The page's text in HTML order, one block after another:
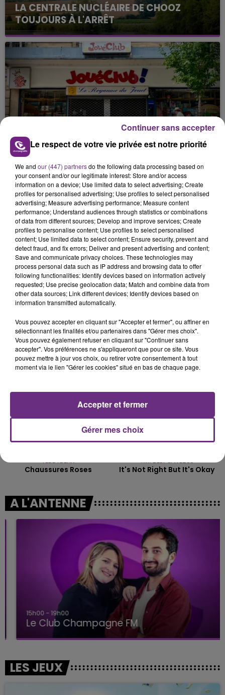
LA CENTRALE NUCLÉAIRE DE CHOOZ
TOUJOURS À L'ARRÊT
Cela fait déjà une semaine que la centrale
nucléaire ardennaise est à l'arrêt. Une situation
justifiée par la sécheresse intense qui est toujours
présente.
LE MAGASIN JOUÉCLUB DE REIMS FERME
SES PORTES
C'était l'une des institutions du centre-ville
rémois. Le magasin JouéClub est contraint de
fermer ses portes.
TITRES DIFFUSÉS
21h03
21h03
KYO FEAT. SITA
Le Chemin
20h59
20h59
TEDDY SWIMS
Mr Know It All
20h55
20h55
TEDDYBEAR
Chaussures Roses
20h53
20h53
MR. BELT & WEZOL
It's Not Right But It's Okay
A L'ANTENNE
15h00 - 19h00
Le Club Champagne FM
LES JEUX
Le respect de votre vie privée est notre priorité
We and our (447) partnersdo the following data processing based on
your consent and/or our legitimate interest: Store and/or access
information on a device; Use limited data to select advertising; Create
profiles for personalised advertising; Use profiles to select personalised
advertising; Measure advertising performance; Measure content
performance; Understand audiences through statistics or combinations
of data from different sources; Develop and improve services; Create
profiles to personalise content; Use profiles to select personalised
content; Use limited data to select content; Ensure security, prevent and
detect fraud, and fix errors; Deliver and present advertising and content;
Save and communicate privacy choices. These technologies may
process personal data such as IP address and browsing data to offer
following functionalities: Identify devices based on information actively
requested; Use precise geolocation data; Match and combine data from
other data sources; Link different devices; Identify devices based on
information transmitted automatically.
Vous pouvez accepter en cliquant sur "Accepter et fermer", ou affiner en
sélectionnant les finalités et/ou partenaires dans "Gérer mes choix".
Vous pouvez également refuser en cliquant sur "Continuer sans
accepter". Vos préférences ne s'appliqueront que pour ce site. Vous
pouvez mettre à jour vos choix, ou retirer votre consentement à tout
moment via le lien "Gérer les cookies" situé en bas de chaque page.
Gérer mes choix
Accepter et fermer
Continuer sans accepter